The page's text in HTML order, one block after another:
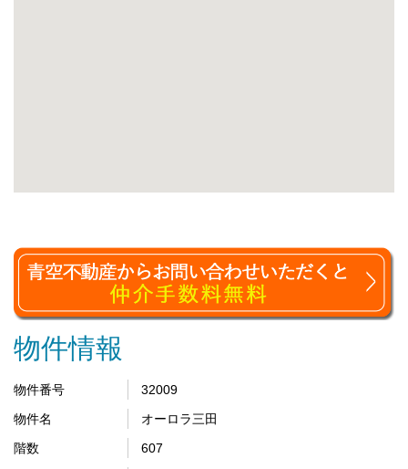
物件情報
物件番号
32009
物件名
オーロラ三田
階数
607